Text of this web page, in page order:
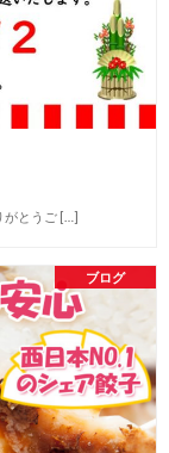
がとうご […]
ブログ